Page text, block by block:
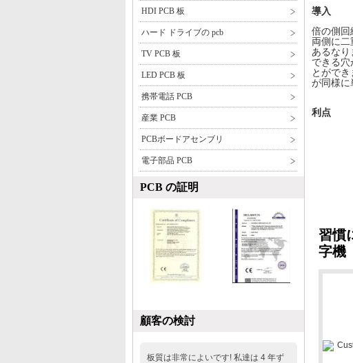
HDI PCB 板
ハード ドライブの pcb
TV PCB 板
LED PCB 板
携帯電話 PCB
産業 PCB
PCBボードアセンブリ
電子部品 PCB
PCB の証明
顧客の検討
板質は非常によいです! 私達は 4 年ず
導入
倍の側回
両側に
あるな
できる
とがで
が同様に
利点
シング
5 の自
6 のレ
7 のネ
9 の自
習慣
字機